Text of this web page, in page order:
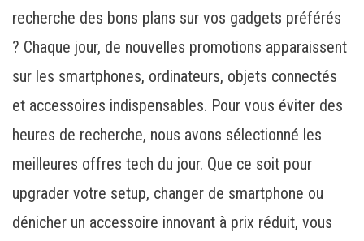
recherche des bons plans sur vos gadgets préférés
? Chaque jour, de nouvelles promotions apparaissent
sur les smartphones, ordinateurs, objets connectés
et accessoires indispensables. Pour vous éviter des
heures de recherche, nous avons sélectionné les
meilleures offres tech du jour. Que ce soit pour
upgrader votre setup, changer de smartphone ou
dénicher un accessoire innovant à prix réduit, vous